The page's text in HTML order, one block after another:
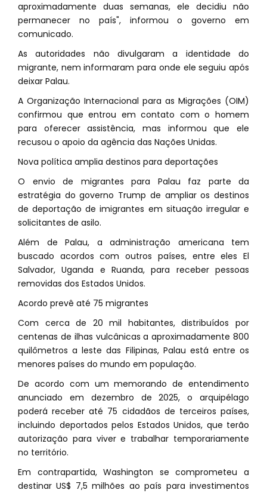
aproximadamente duas semanas, ele decidiu não
permanecer no país", informou o governo em
comunicado.
As autoridades não divulgaram a identidade do
migrante, nem informaram para onde ele seguiu após
deixar Palau.
A Organização Internacional para as Migrações (OIM)
confirmou que entrou em contato com o homem
para oferecer assistência, mas informou que ele
recusou o apoio da agência das Nações Unidas.
Nova política amplia destinos para deportações
O envio de migrantes para Palau faz parte da
estratégia do governo Trump de ampliar os destinos
de deportação de imigrantes em situação irregular e
solicitantes de asilo.
Além de Palau, a administração americana tem
buscado acordos com outros países, entre eles El
Salvador, Uganda e Ruanda, para receber pessoas
removidas dos Estados Unidos.
Acordo prevê até 75 migrantes
Com cerca de 20 mil habitantes, distribuídos por
centenas de ilhas vulcânicas a aproximadamente 800
quilômetros a leste das Filipinas, Palau está entre os
menores países do mundo em população.
De acordo com um memorando de entendimento
anunciado em dezembro de 2025, o arquipélago
poderá receber até 75 cidadãos de terceiros países,
incluindo deportados pelos Estados Unidos, que terão
autorização para viver e trabalhar temporariamente
no território.
Em contrapartida, Washington se comprometeu a
destinar US$ 7,5 milhões ao país para investimentos